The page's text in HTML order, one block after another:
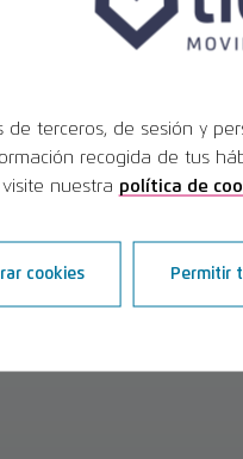
Regional
del Instituto para la
de conseguir
a la concesión de
en ferias y
presente en la
del 9 al 12 de
de terceros, de sesión y
recogida de tus
nuestra política de
cookies Permitir